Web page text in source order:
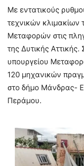
Με εντατικούς
τεχνικών κλιμακίων
Μεταφορών στις
της Δυτικής
υπουργείου
120 μηχανικών
στο δήμο Μάνδρας-
Περάμου.